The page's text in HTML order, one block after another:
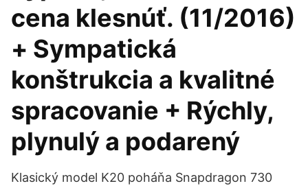
cena klesnúť. (11/2016)
+ Sympatická
konštrukcia a kvalitné
spracovanie + Rýchly,
plynulý a podarený
Klasický model K20 poháňa Snapdragon 730